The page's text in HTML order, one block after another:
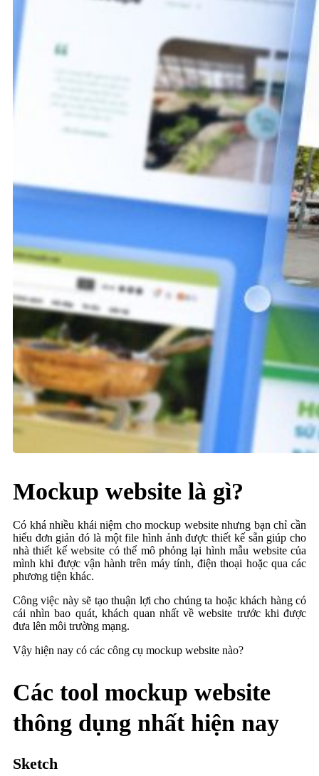
Mockup website là gì?
Có khá nhiều khái niệm cho mockup website nhưng bạn chỉ cần
hiểu đơn giản đó là một file hình ảnh được thiết kế sẵn giúp cho
nhà thiết kế website có thể mô phỏng lại hình mẫu website của
mình khi được vận hành trên máy tính, điện thoại hoặc qua các
phương tiện khác.
Công việc này sẽ tạo thuận lợi cho chúng ta hoặc khách hàng có
cái nhìn bao quát, khách quan nhất về website trước khi được
đưa lên môi trường mạng.
Vậy hiện nay có các công cụ mockup website nào?
Các tool mockup website
thông dụng nhất hiện nay
Sketch